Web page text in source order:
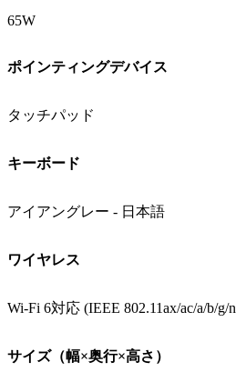
65W
ポインティングデバイス
タッチパッド
キーボード
アイアングレー - 日本語
ワイヤレス
Wi-Fi 6対応 (IEEE 802.11ax/ac/a/b/
サイズ（幅×奥行×高さ）